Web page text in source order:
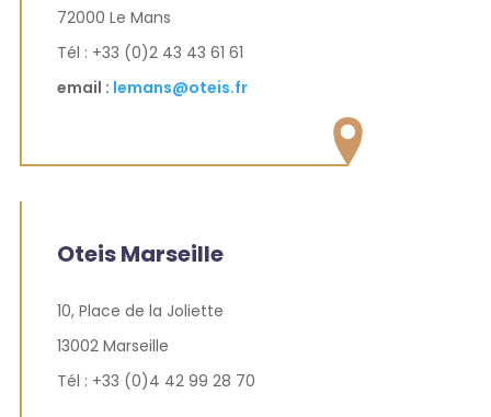
72000 Le Mans
Tél : +33 (0)2 43 43 61 61
email : lemans@oteis.fr
Oteis Marseille
10, Place de la Joliette
13002 Marseille
Tél : +33 (0)4 42 99 28 70